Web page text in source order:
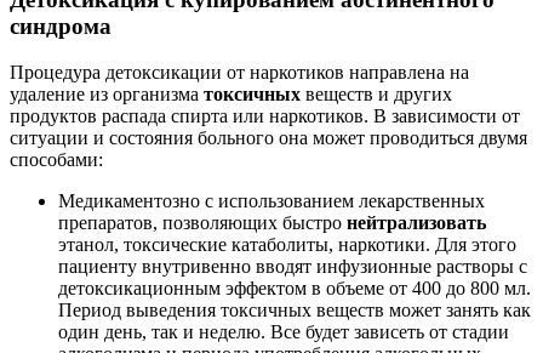
синдрома
Процедура детоксикации от наркотиков направлена на
удаление из организма токсичных веществ и других
продуктов распада спирта или наркотиков. В зависимости от
ситуации и состояния больного она может проводиться двумя
способами:
Медикаментозно с использованием лекарственных
препаратов, позволяющих быстро нейтрализовать
этанол, токсические катаболиты, наркотики. Для этого
пациенту внутривенно вводят инфузионные растворы с
детоксикационным эффектом в объеме от 400 до 800 мл.
Период выведения токсичных веществ может занять как
один день, так и неделю. Все будет зависеть от стадии